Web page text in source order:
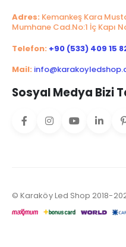
Adres: Kemankeş Kara
Mumhane Cad.No:1 İç Kapı
Telefon: +90 (533) 409 15
Mail:
Sosyal Medya Bizi
© Karaköy Led Shop 2018-